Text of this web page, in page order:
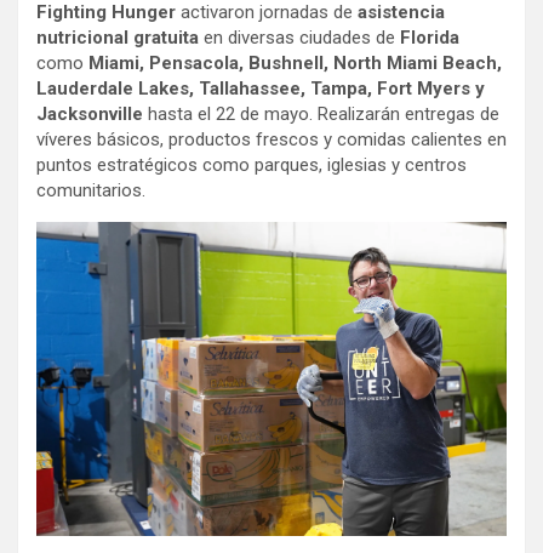
Fighting Hunger activaron jornadas de asistencia
nutricional gratuita en diversas ciudades de Florida
como Miami, Pensacola, Bushnell, North Miami Beach,
Lauderdale Lakes, Tallahassee, Tampa, Fort Myers y
Jacksonville hasta el 22 de mayo. Realizarán entregas de
víveres básicos, productos frescos y comidas calientes en
puntos estratégicos como parques, iglesias y centros
comunitarios.